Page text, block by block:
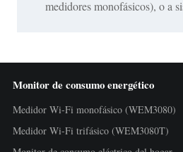
medidores monofásicos), o a
Monitor de consumo energético
Medidor Wi-Fi monofásico (WEM3080)
Medidor Wi-Fi trifásico (WEM3080T)